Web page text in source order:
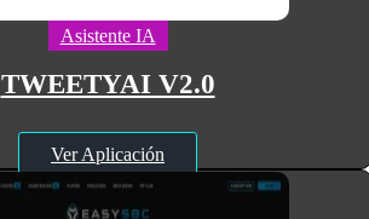
Asistente IA
TWEETYAI V2.0
Ver Aplicación